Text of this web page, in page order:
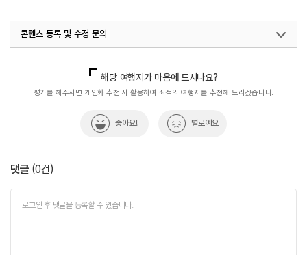
콘텐츠 등록 및 수정 문의
해당 여행지가 마음에 드시나요?
평가를 해주시면 개인화 추천 시 활용하여 최적의 여행지를 추천해 드리겠습니다.
좋아요! 별로예요
댓글 (0건)